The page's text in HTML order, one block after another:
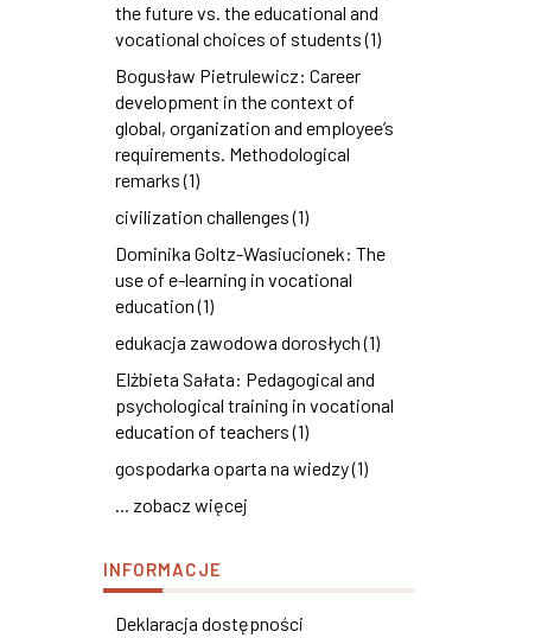
the future vs. the educational and
vocational choices of students (1)
Bogusław Pietrulewicz: Career
development in the context of
global, organization and employee’s
requirements. Methodological
remarks (1)
civilization challenges (1)
Dominika Goltz-Wasiucionek: The
use of e-learning in vocational
education (1)
edukacja zawodowa dorosłych (1)
Elżbieta Sałata: Pedagogical and
psychological training in vocational
education of teachers (1)
gospodarka oparta na wiedzy (1)
... zobacz więcej
INFORMACJE
Deklaracja dostępności